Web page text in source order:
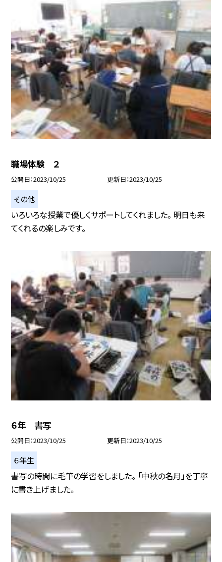
職場体験 ２
公開日 2023/10/25 更新日 2023/10/25
その他
いろいろな授業で優しくサポートしてくれました。 明日も来
てくれるの楽しみです。
６年 書写
公開日 2023/10/25 更新日 2023/10/25
６年生
書写の時間に毛筆の学習をしました。 「中秋の名月」を丁寧
に書き上げました。